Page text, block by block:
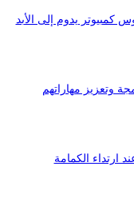
يدوم إلى الأبد